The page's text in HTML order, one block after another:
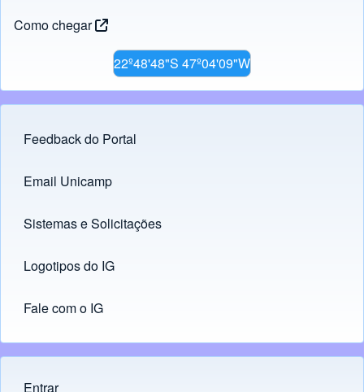
Como chegar
22º48'48"S 47º04'09"W
Footer menu
Feedback do Portal
Links
Email Unicamp
(opens in new tab)
Sistemas e Solicitações
(opens in new tab)
Logotipos do IG
(opens in new tab)
Fale com o IG
Entrar